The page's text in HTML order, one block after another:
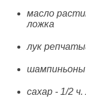
масло
ложка
лук
шампиньоны
сахар - 1/2